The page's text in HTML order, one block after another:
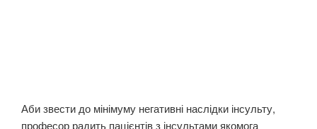
Аби звести до мінімуму негативні наслідки інсульту,
професор радить пацієнтів з інсультами якомога